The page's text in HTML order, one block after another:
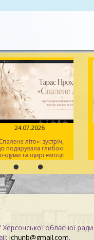
24.07.2026
літо»: зустріч,
подарувала глибокі
та щирі емоції
обласної ради
ichunb@gmail.com,